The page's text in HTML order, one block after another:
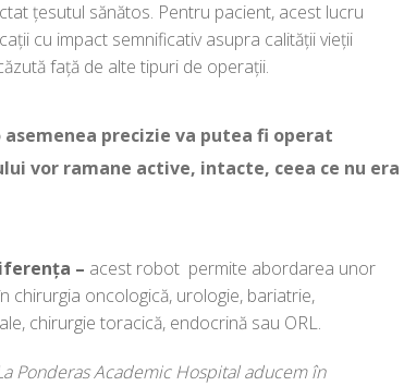
țesutul sănătos. Pentru pacient, acest lucru
cu impact semnificativ asupra calității vieții
față de alte tipuri de operații.
asemenea precizie va putea fi operat
vor ramane active, intacte, ceea ce nu era
– acest robot permite abordarea unor
chirurgia oncologică, urologie, bariatrie,
chirurgie toracică, endocrină sau ORL.
Ponderas Academic Hospital aducem în